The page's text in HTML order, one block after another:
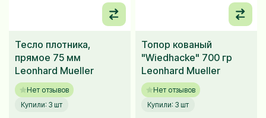
Тесло плотника,
прямое 75 мм
Leonhard Mueller
Нет отзывов
Купили: 3 шт
Топор кованый
"Wiedhacke" 700 гр
Leonhard Mueller
Нет отзывов
Купили: 3 шт